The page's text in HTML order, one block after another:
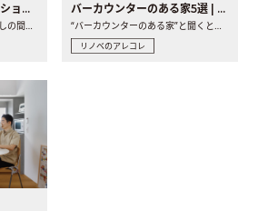
洗面所・洗面台リノベーションの事例と間取りアイデア
毎日使う場所だからこそ、少しの間取りの工夫や素材の選び方で..
バーカウンターのある家5選 | 日常に馴染む“距離の近い”キッチンとは
“バーカウンターのある家”と聞くと、少し特別な、大人のための..
リノベのアレコレ